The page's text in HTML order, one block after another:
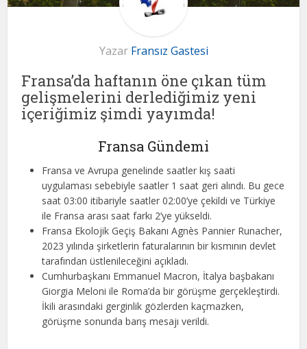
Yazar Fransız Gastesi
Fransa’da haftanın öne çıkan tüm
gelişmelerini derlediğimiz yeni
içeriğimiz şimdi yayımda!
Fransa Gündemi
Fransa ve Avrupa genelinde saatler kış saati
uygulaması sebebiyle saatler 1 saat geri alındı. Bu gece
saat 03:00 itibariyle saatler 02:00’ye çekildi ve Türkiye
ile Fransa arası saat farkı 2’ye yükseldi.
Fransa Ekolojik Geçiş Bakanı Agnès Pannier Runacher,
2023 yılında şirketlerin faturalarının bir kısmının devlet
tarafından üstlenileceğini açıkladı.
Cumhurbaşkanı Emmanuel Macron, İtalya başbakanı
Giorgia Meloni ile Roma’da bir görüşme gerçekleştirdi.
İkili arasındaki gerginlik gözlerden kaçmazken,
görüşme sonunda barış mesajı verildi.